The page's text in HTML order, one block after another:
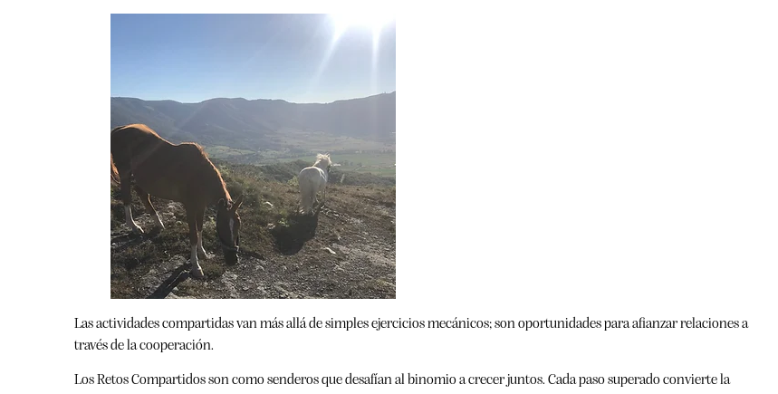
Las actividades compartidas van más allá de simples ejercicios mecánicos; son oportunidades para afianzar relaciones a
través de la cooperación.
Los Retos Compartidos son como senderos que desafían al binomio a crecer juntos. Cada paso superado convierte la